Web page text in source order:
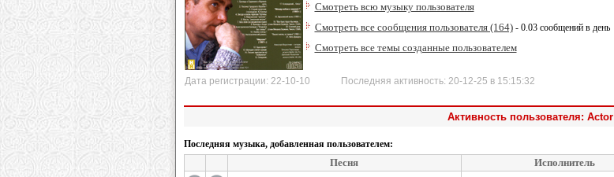
Смотреть всю музыку пользователя
Смотреть все сообщения пользователя (164)- 0.03 сообщений в день
Смотреть все темы созданные пользователем
Дата регистрации: 22-10-10 Последняя активность: 20-12-25 в 15:15:32
Активность пользователя: Actor
Последняя музыка, добавленная пользователем:
Песня
Исполнитель